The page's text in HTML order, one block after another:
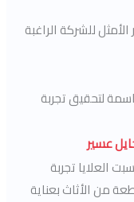
للشركة الراغبة
لتحقيق تجربة
عسير
تجربة
من الأثاث بعناية